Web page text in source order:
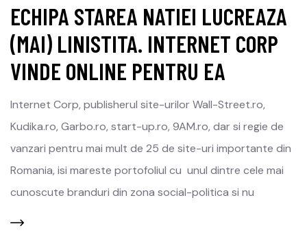
ECHIPA STAREA NATIEI LUCREAZA
(MAI) LINISTITA. INTERNET CORP
VINDE ONLINE PENTRU EA
Internet Corp, publisherul site-urilor Wall-Street.ro,
Kudika.ro, Garbo.ro, start-up.ro, 9AM.ro, dar si regie de
vanzari pentru mai mult de 25 de site-uri importante din
Romania, isi mareste portofoliul cu unul dintre cele mai
cunoscute branduri din zona social-politica si nu